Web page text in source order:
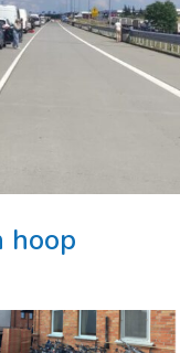
hoop